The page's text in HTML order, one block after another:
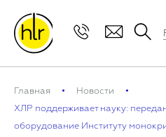
Главная
Новости
ХЛР поддерживает науку:
оборудование Институту